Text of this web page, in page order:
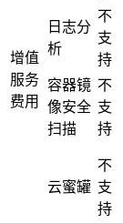
增值
服务
费用
日志分
析
不
支
持
容器镜
像安全
扫描
不
支
持
云蜜罐
不
支
持